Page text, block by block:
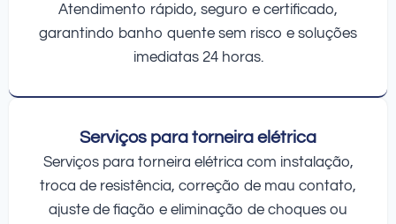
Atendimento rápido, seguro e certificado,
garantindo banho quente sem risco e soluções
imediatas 24 horas.
Serviços para torneira elétrica
Serviços para torneira elétrica com instalação,
troca de resistência, correção de mau contato,
ajuste de fiação e eliminação de choques ou